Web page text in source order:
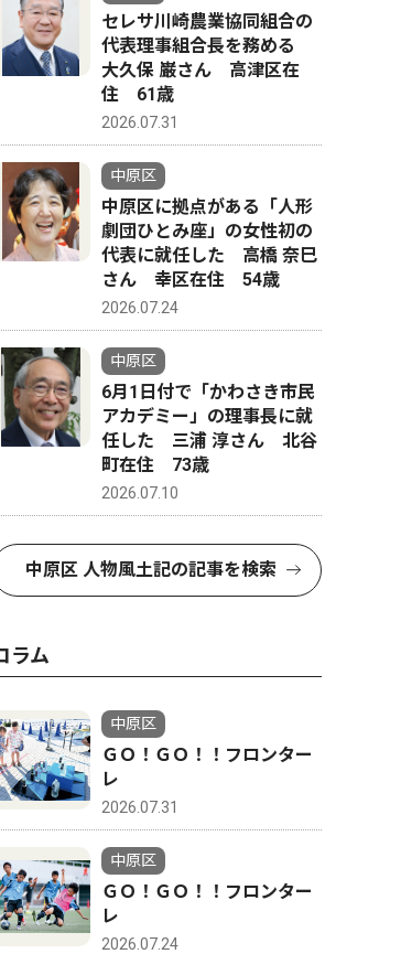
4
民館で夏まつり ８月８
打ち水も
セレサ川崎農業協同組合の
代表理事組合長を務める
大久保 巌さん 高津区在
住 61歳
2026.07.31
中原区
中原区に拠点がある「人形
劇団ひとみ座」の女性初の
代表に就任した 高橋 奈巳
さん 幸区在住 54歳
2026.07.24
中原区
6月1日付で「かわさき市民
アカデミー」の理事長に就
任した 三浦 淳さん 北谷
町在住 73歳
2026.07.10
中原区 人物風土記の記事を検索
ラム
中原区
ＧＯ！ＧＯ！！フロンター
レ
2026.07.31
中原区
ＧＯ！ＧＯ！！フロンター
レ
2026.07.24